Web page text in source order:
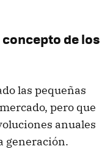
de los
las pequeñas
pero que
anuales
generación.